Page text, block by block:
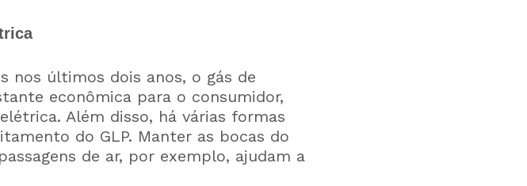
nos últimos dois anos, o gás de
econômica para o consumidor,
Além disso, há várias formas
do GLP. Manter as bocas do
de ar, por exemplo, ajudam a